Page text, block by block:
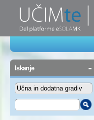
Iskanje -